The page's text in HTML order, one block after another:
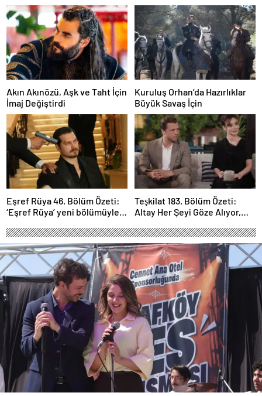
Akın Akınözü, Aşk ve Taht İçin
İmaj Değiştirdi
Kuruluş Orhan’da Hazırlıklar
Büyük Savaş İçin
Eşref Rüya 46. Bölüm Özeti:
‘Eşref Rüya’ yeni bölümüyle
Teşkilat 183. Bölüm Özeti:
Altay Her Şeyi Göze Alıyor,